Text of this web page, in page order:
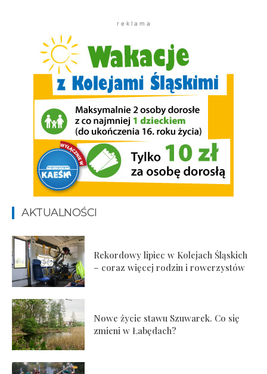
r e k l a m a
AKTUALNOŚCI
Rekordowy lipiec w Kolejach Śląskich
– coraz więcej rodzin i rowerzystów
Nowe życie stawu Szuwarek. Co się
zmieni w Łabędach?